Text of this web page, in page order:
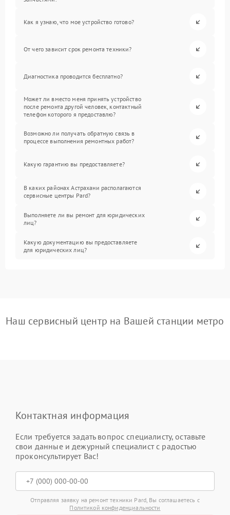
Как я узнаю, что мое устройство готово?
От чего зависит срок ремонта техники?
Диагностика проводится бесплатно?
Может ли вместо меня принять устройство
после ремонта другой человек, контактный
телефон которого я предоставлю?
Возможно ли получать обратную связь в
процессе выполнения ремонтных работ?
Какую гарантию вы предоставляете?
В каких районах Астрахани располагаются
сервисные центры Pard?
Выполняете ли вы ремонт для юридических
лиц?
Какую документацию вы предоставляете
для юридических лиц?
Наш сервисный центр на Вашей станции метро
Контактная информация
Если требуется задать вопрос специалисту, оставьте
свои данные и дежурный специалист с радостью
проконсультирует Вас!
Отправляя заявку на ремонт техники Pard, Вы соглашаетесь с
Политикой конфиденциальности